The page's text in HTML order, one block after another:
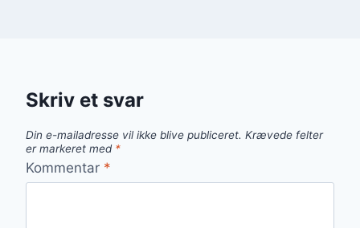
Skriv et svar
Din e-mailadresse vil ikke blive publiceret. Krævede felter
er markeret med *
Kommentar *